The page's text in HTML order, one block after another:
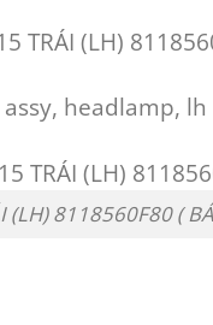
(LH)
headlamp,
8118560F80 (